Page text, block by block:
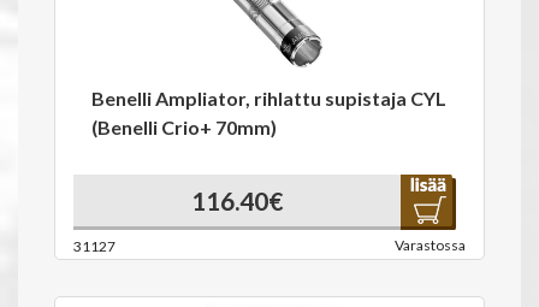
Benelli Ampliator, rihlattu supistaja CYL
(Benelli Crio+ 70mm)
116.40€
31127 Varastossa